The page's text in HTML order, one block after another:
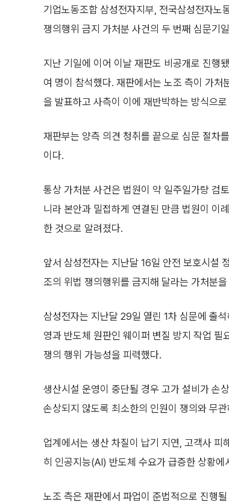
기업노동조합 삼성전자지부, 전국삼성전자노
쟁의행위 금지 가처분 사건의 두 번째 심문기
지난 기일에 이어 이날 재판도 비공개로 진행
여 명이 참석했다. 재판에서는 노조 측이 가
을 발표하고 사측이 이에 재반박하는 방식으
재판부는 양측 의견 청취를 끝으로 심문 절차
이다.
통상 가처분 사건은 법원이 약 일주일가량 검
니라 본안과 밀접하게 연결된 만큼 법원이 이
한 것으로 알려졌다.
앞서 삼성전자는 지난달 16일 안전 보호시설
조의 위법 쟁의행위를 금지해 달라는 가처분
삼성전자는 지난달 29일 열린 1차 심문에 출
영과 반도체 원판인 웨이퍼 변질 방지 작업 필
쟁의 행위 가능성을 피력했다.
생산시설 운영이 중단될 경우 고가 설비가 손
손상되지 않도록 최소한의 인원이 쟁의와 무
업계에서는 생산 차질이 납기 지연, 고객사
히 인공지능(AI) 반도체 수요가 급증한 상황
노조 측은 재판에서 파업이 준법적으로 진행